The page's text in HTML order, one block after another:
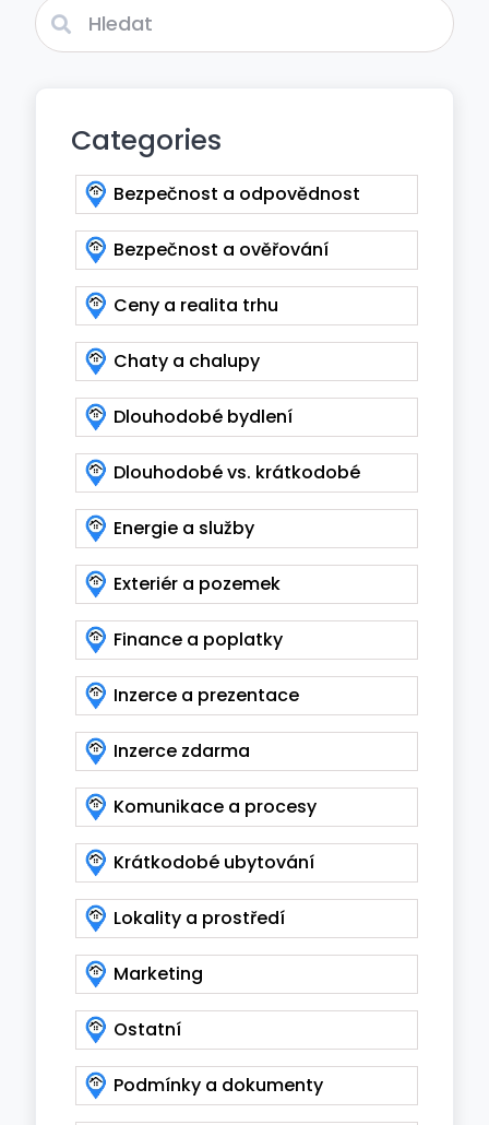
Categories
Bezpečnost a odpovědnost
Bezpečnost a ověřování
Ceny a realita trhu
Chaty a chalupy
Dlouhodobé bydlení
Dlouhodobé vs. krátkodobé
Energie a služby
Exteriér a pozemek
Finance a poplatky
Inzerce a prezentace
Inzerce zdarma
Komunikace a procesy
Krátkodobé ubytování
Lokality a prostředí
Marketing
Ostatní
Podmínky a dokumenty